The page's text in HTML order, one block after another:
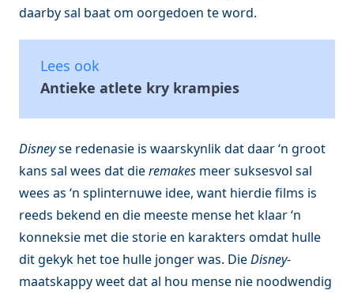
daarby sal baat om oorgedoen te word.
Lees ook
Antieke atlete kry krampies
Disneyse redenasie is waarskynlik dat daar ‘n groot
kans sal wees dat dieremakes meer suksesvol sal
wees as ‘n splinternuwe idee, want hierdie films is
reeds bekend en die meeste mense het klaar ‘n
konneksie met die storie en karakters omdat hulle
dit gekyk het toe hulle jonger was. DieDisney-
maatskappy weet dat al hou mense nie noodwendig